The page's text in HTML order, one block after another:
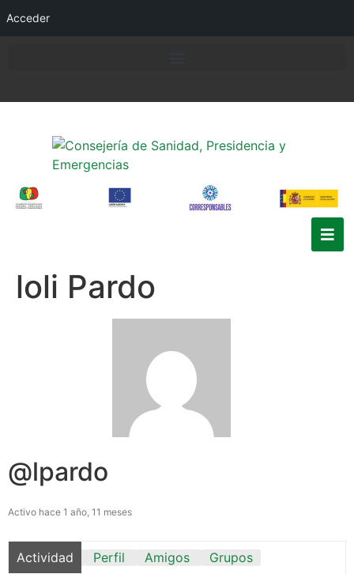
Acceder
loli Pardo
@lpardo
Activo hace 1 año, 11 meses
Actividad Perfil Amigos
Grupos